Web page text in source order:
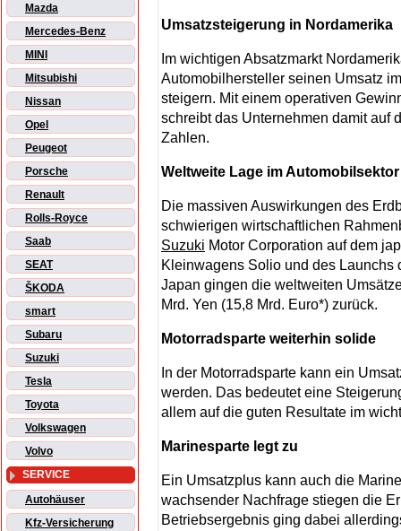
Mazda
Mercedes-Benz
MINI
Mitsubishi
Nissan
Opel
Peugeot
Porsche
Renault
Rolls-Royce
Saab
SEAT
ŠKODA
smart
Subaru
Suzuki
Tesla
Toyota
Volkswagen
Volvo
SERVICE
Autohäuser
Kfz-Versicherung
Umsatzsteigerung in Nordamerika
Im wichtigen Absatzmarkt
Automobilhersteller seinen Umsatz
steigern. Mit einem operativen
schreibt das Unternehmen damit auf
Zahlen.
Weltweite Lage im
Die massiven Auswirkungen des
schwierigen wirtschaftlichen
Suzuki Motor Corporation auf dem
Kleinwagens Solio und des Launchs
Japan gingen die weltweiten
Mrd. Yen (15,8 Mrd. Euro*) zurück.
Motorradsparte weiterhin solide
In der Motorradsparte kann ein
werden. Das bedeutet eine
allem auf die guten Resultate im
Marinesparte legt zu
Ein Umsatzplus kann auch die
wachsender Nachfrage stiegen die
Betriebsergebnis ging dabei